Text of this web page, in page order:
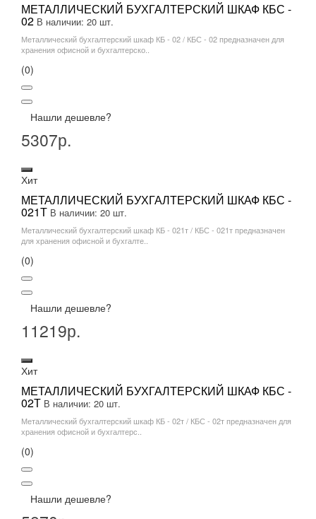
МЕТАЛЛИЧЕСКИЙ БУХГАЛТЕРСКИЙ ШКАФ КБС -
02 В наличии: 20 шт.
Металлический бухгалтерский шкаф КБ - 02 / КБС - 02 предназначен для
хранения офисной и бухгалтерско..
(0)
Нашли дешевле?
5307р.
Хит
МЕТАЛЛИЧЕСКИЙ БУХГАЛТЕРСКИЙ ШКАФ КБС -
021Т В наличии: 20 шт.
Металлический бухгалтерский шкаф КБ - 021т / КБС - 021т предназначен
для хранения офисной и бухгалте..
(0)
Нашли дешевле?
11219р.
Хит
МЕТАЛЛИЧЕСКИЙ БУХГАЛТЕРСКИЙ ШКАФ КБС -
02Т В наличии: 20 шт.
Металлический бухгалтерский шкаф КБ - 02т / КБС - 02т предназначен для
хранения офисной и бухгалтерс..
(0)
Нашли дешевле?